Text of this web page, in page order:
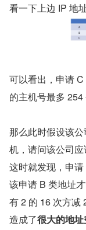
看一下上边 IP 地
可以看出，申请
的主机号最多
那么此时假设该
机，请问该公司
这时就发现，申
该申请 B 类地址
有 2 的 16 次方减
造成了很大的地